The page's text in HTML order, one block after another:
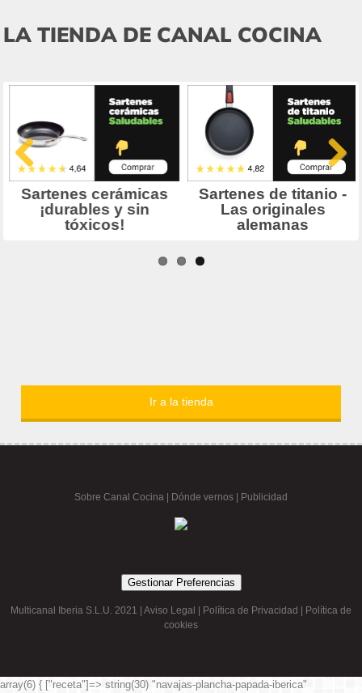
LA TIENDA DE CANAL COCINA
Ir a la tienda
Sobre Canal Cocina Dónde vernos | Publicidad
Gestionar Preferencias
Multicanal Iberia S.L.U. 2021 | Aviso Legal Política de Privacidad
Política de
cookies
array(6) { ["receta"]=> string(30) "navajas-plancha-papada-iberica"